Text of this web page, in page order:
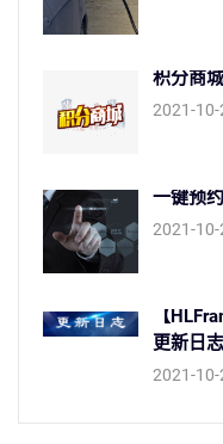
积分商城
2021-10-
一键预约
2021-10-
【
更新日志
2021-10-